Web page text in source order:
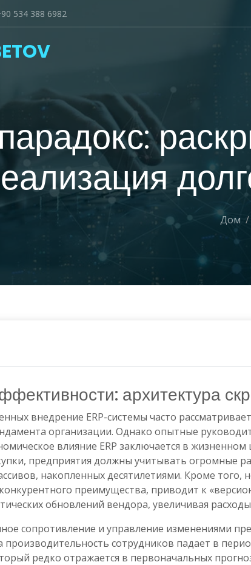
534 388 6982
Дом
архитектура
внедрение ERP-системы часто
организации. Однако опытные
влияние ERP заключается в
предприятия должны учитывать огромные
накопленных десятилетиями. Кроме
преимущества, приводит к
обновлений вендора, увеличивая
сопротивление и управление изменениями
производительность сотрудников падает в
редко отражается в первоначальных